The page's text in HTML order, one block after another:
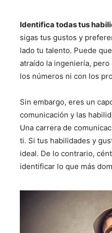
Identifica todas tus
sigas tus gustos y
lado tu talento. Puede
atraído la ingeniería,
los números ni con los
Sin embargo, eres un
comunicación y las
Una carrera de
ti. Si tus habilidades y
ideal. De lo contrario,
identificar lo que más